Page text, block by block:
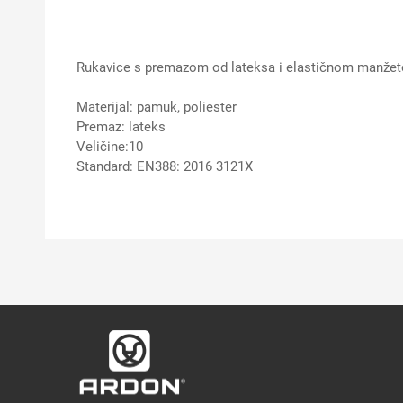
Rukavice s premazom od lateksa i elastičnom
Materijal: pamuk, poliester
Premaz: lateks
Veličine:10
Standard: EN388: 2016 3121X